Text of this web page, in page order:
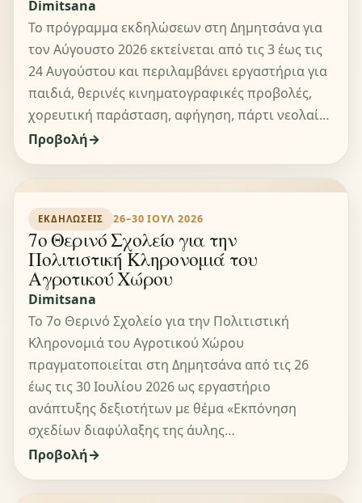
Dimitsana
Το πρόγραμμα εκδηλώσεων στη Δημητσάνα για
τον Αύγουστο 2026 εκτείνεται από τις 3 έως τις
24 Αυγούστου και περιλαμβάνει εργαστήρια για
παιδιά, θερινές κινηματογραφικές προβολές,
χορευτική παράσταση, αφήγηση, πάρτι νεολαί…
Προβολή
ΕΚΔΗΛΏΣΕΙΣ 26–30 ΙΟΥΛ 2026
7ο Θερινό Σχολείο για την
Πολιτιστική Κληρονομιά του
Αγροτικού Χώρου
Dimitsana
Το 7ο Θερινό Σχολείο για την Πολιτιστική
Κληρονομιά του Αγροτικού Χώρου
πραγματοποιείται στη Δημητσάνα από τις 26
έως τις 30 Ιουλίου 2026 ως εργαστήριο
ανάπτυξης δεξιοτήτων με θέμα «Εκπόνηση
σχεδίων διαφύλαξης της άυλης…
Προβολή